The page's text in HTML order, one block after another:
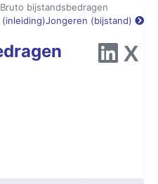
Bruto bijstandsbedragen
(inleiding)Jongeren (bijstand)